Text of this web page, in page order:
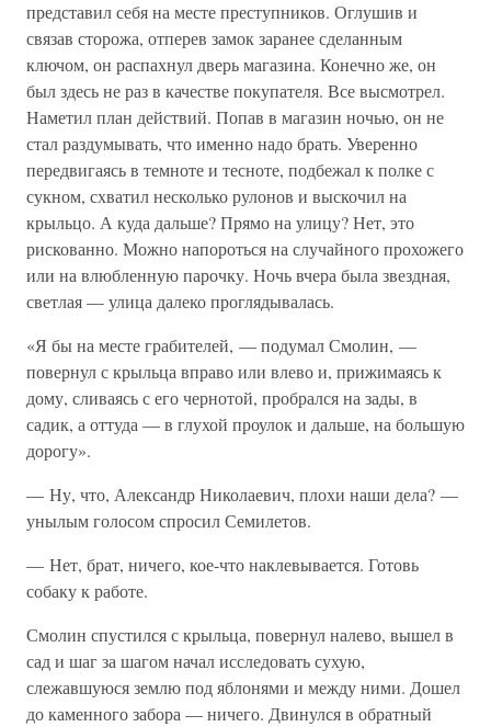
представил себя на месте преступников. Оглушив и
связав сторожа, отперев замок заранее сделанным
ключом, он распахнул дверь магазина. Конечно же, он
был здесь не раз в качестве покупателя. Все высмотрел.
Наметил план действий. Попав в магазин ночью, он не
стал раздумывать, что именно надо брать. Уверенно
передвигаясь в темноте и тесноте, подбежал к полке с
сукном, схватил несколько рулонов и выскочил на
крыльцо. А куда дальше? Прямо на улицу? Нет, это
рискованно. Можно напороться на случайного прохожего
или на влюбленную парочку. Ночь вчера была звездная,
светлая — улица далеко проглядывалась.
«Я бы на месте грабителей, — подумал Смолин, —
повернул с крыльца вправо или влево и, прижимаясь к
дому, сливаясь с его чернотой, пробрался на зады, в
садик, а оттуда — в глухой проулок и дальше, на большую
дорогу».
— Ну, что, Александр Николаевич, плохи наши дела? —
унылым голосом спросил Семилетов.
— Нет, брат, ничего, кое-что наклевывается. Готовь
собаку к работе.
Смолин спустился с крыльца, повернул налево, вышел в
сад и шаг за шагом начал исследовать сухую,
слежавшуюся землю под яблонями и между ними. Дошел
до каменного забора — ничего. Двинулся в обратный